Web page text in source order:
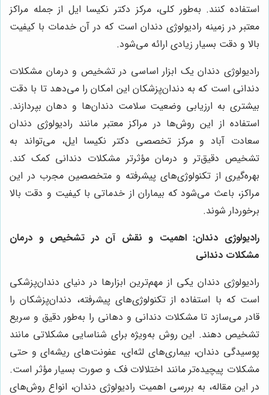
استفاده کنند. به‌طور کلی، مرکز دکتر نکیسا ایل از جمله مراکز
معتبر در زمینه رادیولوژی دندان است که در آن خدمات با کیفیت
بالا و دقت بسیار زیادی ارائه می‌شود.
رادیولوژی دندان یک ابزار اساسی در تشخیص و درمان مشکلات
دندانی است که به دندان‌پزشکان این امکان را می‌دهد تا با دقت
بیشتری به ارزیابی وضعیت سلامت دندان‌ها و دهان بپردازند.
استفاده از این روش‌ها در مراکز معتبر مانند رادیولوژی دندان
سعادت آباد و مرکز تخصصی دکتر نکیسا ایل، می‌تواند به
تشخیص دقیق‌تر و درمان مؤثرتر مشکلات دندانی کمک کند.
بهره‌گیری از تکنولوژی‌های پیشرفته و متخصصین مجرب در این
مراکز، باعث می‌شود که بیماران از خدماتی با کیفیت و دقت بالا
برخوردار شوند.
رادیولوژی دندان: اهمیت و نقش آن در تشخیص و درمان
مشکلات دندانی
رادیولوژی دندان یکی از مهم‌ترین ابزارها در دنیای دندان‌پزشکی
است که با استفاده از تکنولوژی‌های پیشرفته، دندان‌پزشکان را
قادر می‌سازد تا مشکلات دندانی و دهانی را به‌طور دقیق و سریع
تشخیص دهند. این روش به‌ویژه برای شناسایی مشکلاتی مانند
پوسیدگی دندان، بیماری‌های لثه‌ای، عفونت‌های ریشه‌ای و حتی
مشکلات پیچیده‌تر مانند اختلالات فک و صورت بسیار مؤثر است.
در این مقاله، به بررسی اهمیت رادیولوژی دندان، انواع روش‌های